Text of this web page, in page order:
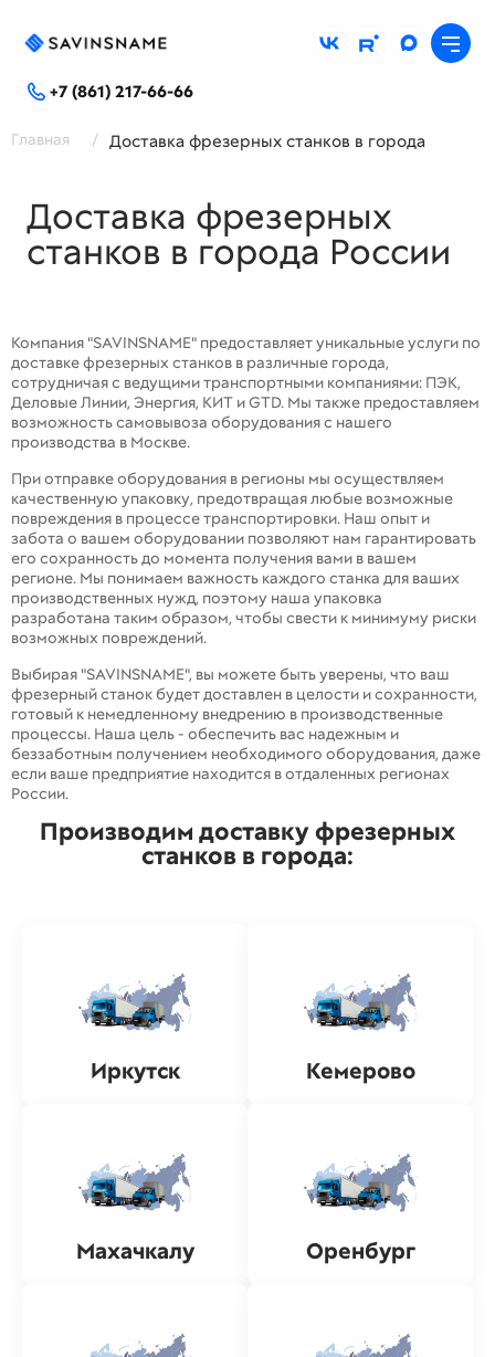
+7 (861) 217-66-66
Главная / Доставка фрезерных станков в города
Доставка фрезерных
станков в города России
Компания "SAVINSNAME" предоставляет уникальные услуги по
доставке фрезерных станков в различные города,
сотрудничая с ведущими транспортными компаниями: ПЭК,
Деловые Линии, Энергия, КИТ и GTD. Мы также предоставляем
возможность самовывоза оборудования с нашего
производства в Москве.
При отправке оборудования в регионы мы осуществляем
качественную упаковку, предотвращая любые возможные
повреждения в процессе транспортировки. Наш опыт и
забота о вашем оборудовании позволяют нам гарантировать
его сохранность до момента получения вами в вашем
регионе. Мы понимаем важность каждого станка для ваших
производственных нужд, поэтому наша упаковка
разработана таким образом, чтобы свести к минимуму риски
возможных повреждений.
Выбирая "SAVINSNAME", вы можете быть уверены, что ваш
фрезерный станок будет доставлен в целости и сохранности,
готовый к немедленному внедрению в производственные
процессы. Наша цель - обеспечить вас надежным и
беззаботным получением необходимого оборудования, даже
если ваше предприятие находится в отдаленных регионах
России.
Производим доставку фрезерных
станков в города:
Иркутск Кемерово
Махачкалу Оренбург